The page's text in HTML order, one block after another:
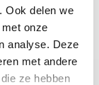
Ook delen we
onze
analyse. Deze
met andere
ze hebben